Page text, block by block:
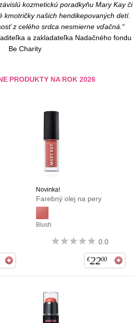
kozmetickú poradkyňu Mary Kay či
kmotričky našich hendikepovaných detí.
z celého srdca nesmierne vďačná.“
a zakladateľka Nadačného fondu
Be Charity
PRODUKTY NA ROK 2026
Novinka!
Farebný olej na pery
Blush
0.0
€2200